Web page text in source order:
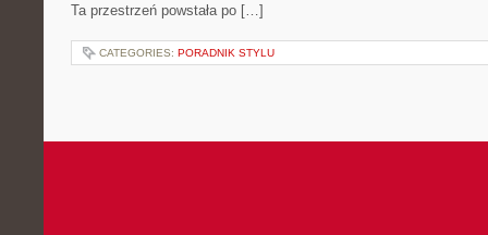
Ta przestrzeń powstała po […]
CATEGORIES: PORADNIK STYLU